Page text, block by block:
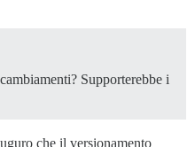
Supporterebbe i
che il versionamento